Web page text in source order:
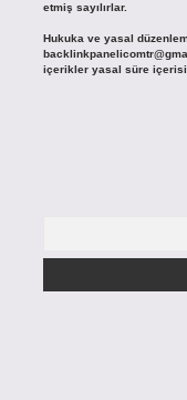
etmiş sayılırlar.
Hukuka ve yasal
içerikler yasal süre